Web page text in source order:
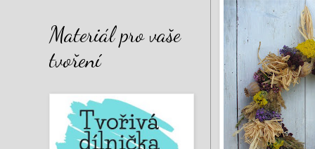
Materiál pro vaše
tvoření